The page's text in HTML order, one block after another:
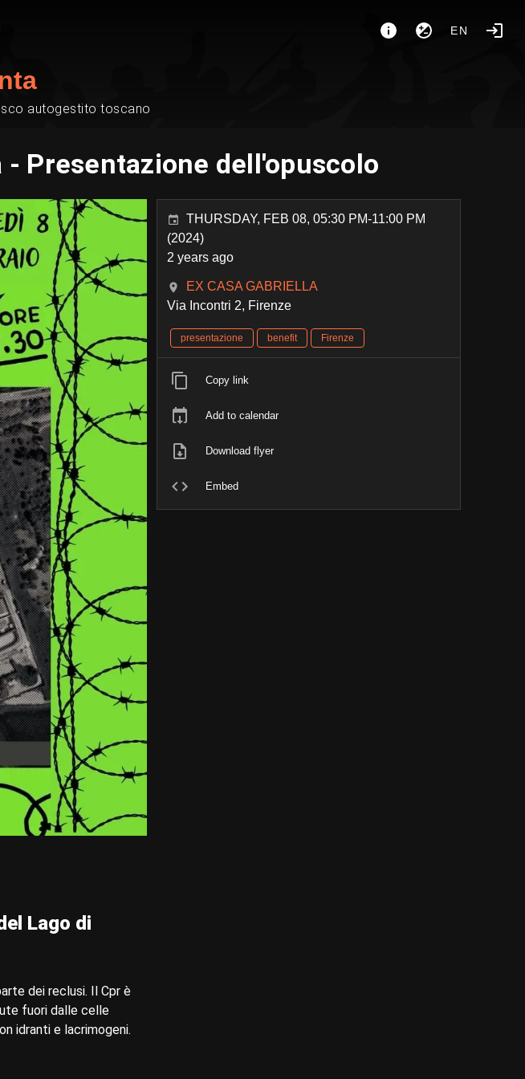
EN
autogestito toscano
Presentazione dell'opuscolo
Lago di
dei reclusi. Il Cpr è
fuori dalle celle
idranti e lacrimogeni.
THURSDAY, FEB 08, 05:30 PM-11:00 PM
(2024)
2 years ago
EX CASA GABRIELLA
Via Incontri 2, Firenze
presentazione benefit Firenze
Copy link
Add to calendar
Download flyer
Embed